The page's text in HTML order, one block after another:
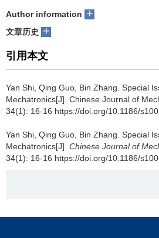
务
Author information +
文章历史 +
引用本文
Yan Shi, Qing Guo, Bin Zhang. Special
Mechatronics[J]. Chinese Journal of
34(1): 16-16 https://doi.org/10.1186/
Yan Shi, Qing Guo, Bin Zhang. Special
Mechatronics[J]. Chinese Journal of
34(1): 16-16 https://doi.org/10.1186/